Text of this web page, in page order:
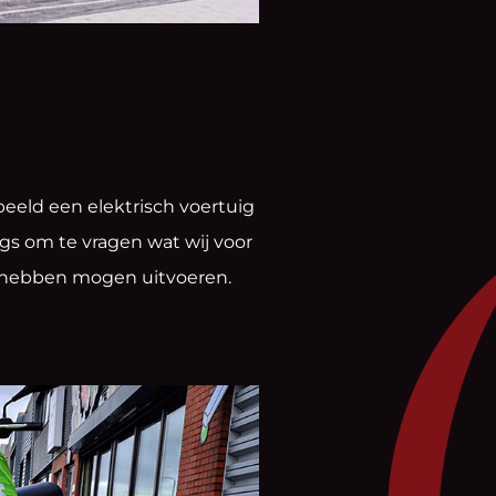
een elektrisch voertuig
om te vragen wat wij voor
mogen uitvoeren.